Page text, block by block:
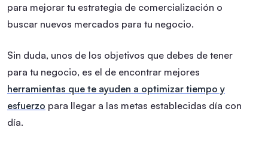
para mejorar tu estrategia de comercialización o
buscar nuevos mercados para tu negocio.
Sin duda, unos de los objetivos que debes de tener
para tu negocio, es el de encontrar mejores
herramientas que te ayuden a optimizar tiempo y
esfuerzo para llegar a las metas establecidas día con
día.